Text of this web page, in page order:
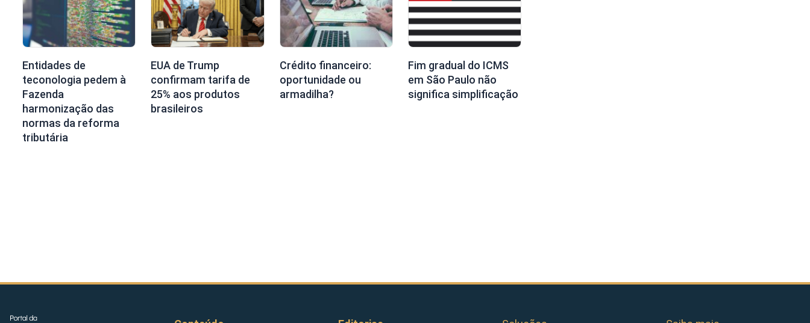
Entidades de
teconologia pedem à
Fazenda
harmonização das
normas da reforma
tributária
EUA de Trump
confirmam tarifa de
25% aos produtos
brasileiros
Crédito financeiro:
oportunidade ou
armadilha?
Fim gradual do ICMS
em São Paulo não
significa simplificação